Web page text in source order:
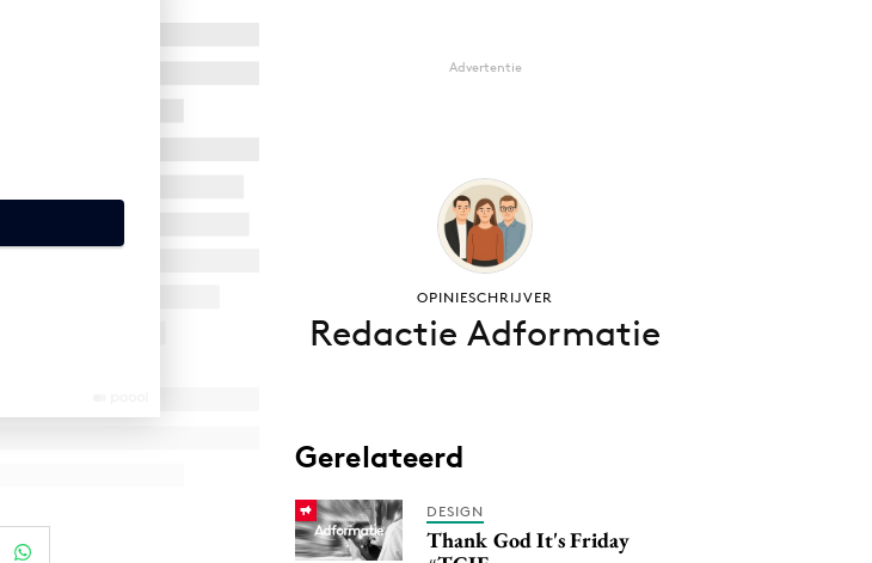
Advertentie
OPINIESCHRIJVER
Redactie Adformatie
Gerelateerd
DESIGN
Thank God It's Friday